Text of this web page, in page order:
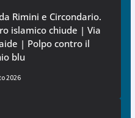
Rimini e Circondario.
islamico chiude | Via
| Polpo contro il
blu
2026